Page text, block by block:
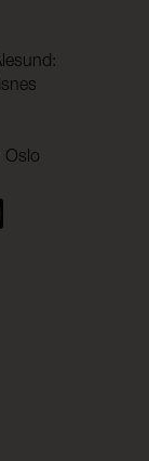
Oslo